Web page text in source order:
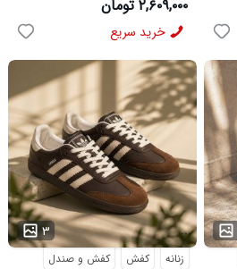
50918
۲,۶۰۹,۰۰۰ تومان
خرید سریع
۳ ...
زنانه کفش کفش و صندل